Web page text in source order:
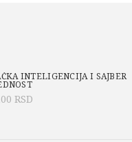
INTELIGENCIJA I SAJBER
RSD